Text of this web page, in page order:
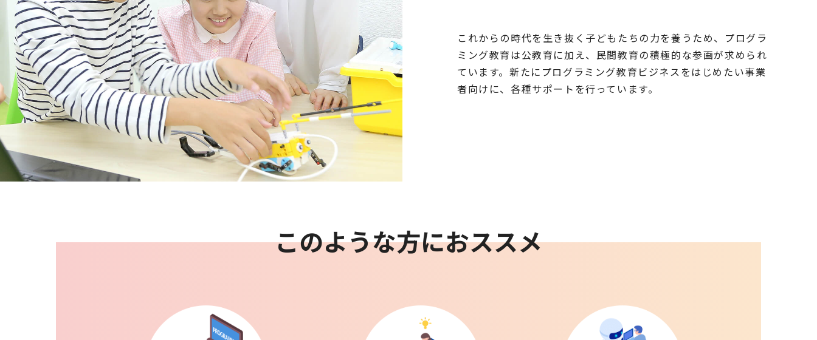
これからの時代を生き抜く子どもたちの力を養うため、プログラ
ミング教育は公教育に加え、民間教育の積極的な参画が求められ
ています。新たにプログラミング教育ビジネスをはじめたい事業
者向けに、各種サポートを行っています。
このような方におススメ